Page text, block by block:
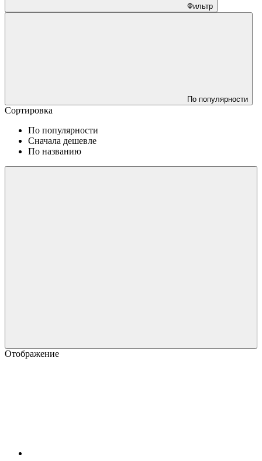
Фильтр
По популярности
Сортировка
По популярности
Сначала дешевле
По названию
Отображение